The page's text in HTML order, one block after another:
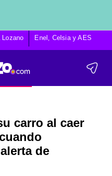
Lozano Enel, Celsia y AES
carro al caer
de